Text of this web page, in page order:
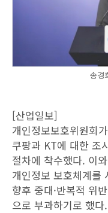
송경
[산업일보]
개인정보보호위원회
쿠팡과 KT에 대한 조
절차에 착수했다. 이
개인정보 보호체계를
향후 중대·반복적 위
으로 부과하기로 했다.